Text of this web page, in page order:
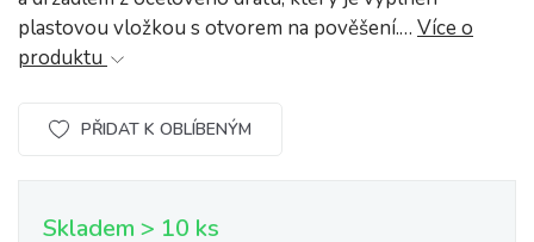
plastovou vložkou s otvorem na pověšení.… Více o
produktu
PŘIDAT K OBLÍBENÝM
Skladem > 10 ks